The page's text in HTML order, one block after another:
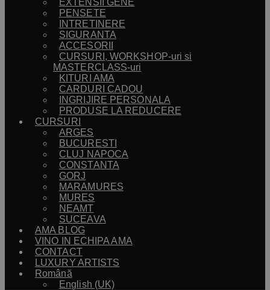
EXTENSII GENE
PENSETE
INTRETINERE
SIGURANTA
ACCESORII
CURSURI, WORKSHOP-uri si
MASTERCLASS-uri
KITURI AMA
CARDURI CADOU
INGRIJIRE PERSONALA
PRODUSE LA REDUCERE
CURSURI
ARGES
BUCURESTI
CLUJ NAPOCA
CONSTANTA
GORJ
MARAMURES
MURES
NEAMT
SUCEAVA
AMA BLOG
VINO IN ECHIPA AMA
CONTACT
LUXURY ARTISTS
Română
English (UK)